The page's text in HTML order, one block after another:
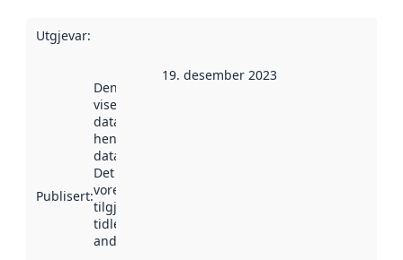
Utgjevar:
Publisert:
Denne datoen
viser når
datasettet vart
henta inn av
data.norge.no.
Det kan ha
vore
tilgjengeleg
tidlegare
andre stader.
19. desember 2023